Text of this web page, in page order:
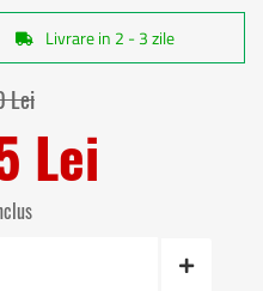
Livrare in 2 - 3 zile
Lei
Lei